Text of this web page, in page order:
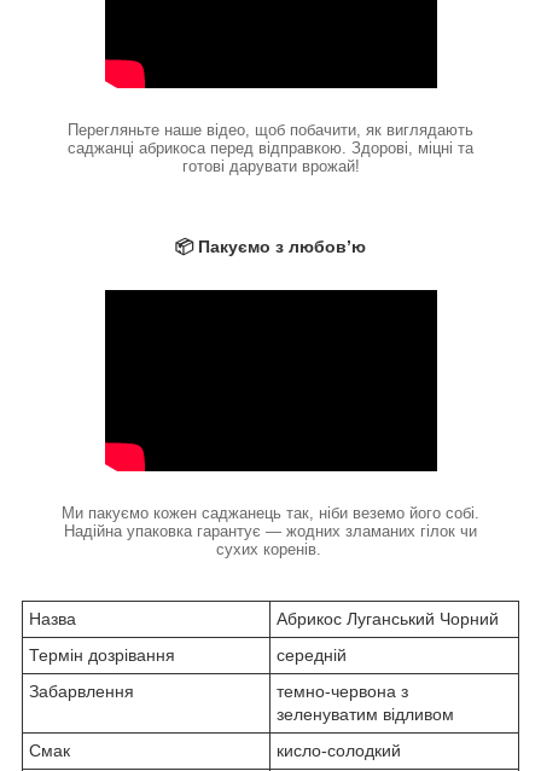
Перегляньте наше відео, щоб побачити, як виглядають
саджанці абрикоса перед відправкою. Здорові, міцні та
готові дарувати врожай!
📦 Пакуємо з любов’ю
Ми пакуємо кожен саджанець так, ніби веземо його собі.
Надійна упаковка гарантує — жодних зламаних гілок чи
сухих коренів.
Назва
Абрикос Луганський Чорний
Термін дозрівання
середній
Забарвлення
темно-червона з
зеленуватим відливом
Смак
кисло-солодкий